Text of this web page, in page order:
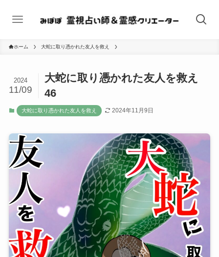
ホーム 大蛇に取り憑かれた友人を救え
大蛇に取り憑かれた友人を救え
46
2024
11/09
大蛇に取り憑かれた友人を救え 2024年11月9日